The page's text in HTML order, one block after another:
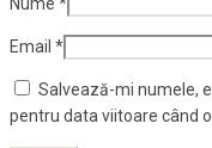
Email *
Salvează-mi numele,
pentru data viitoare când